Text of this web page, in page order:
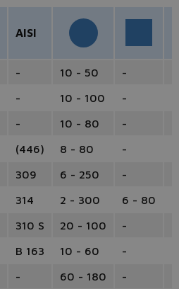
AISI
- 10 - 50 -
- 10 - 100 -
- 10 - 80 -
(446) 8 - 80 -
309 6 - 250 -
314 2 - 300 6 - 80
310 S 20 - 100 -
B 163 10 - 60 -
- 60 - 180 -